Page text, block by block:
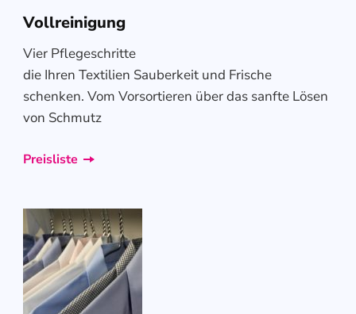
Vollreinigung
Vier Pflegeschritte
die Ihren Textilien Sauberkeit und Frische
schenken. Vom Vorsortieren über das sanfte Lösen
von Schmutz
Preisliste